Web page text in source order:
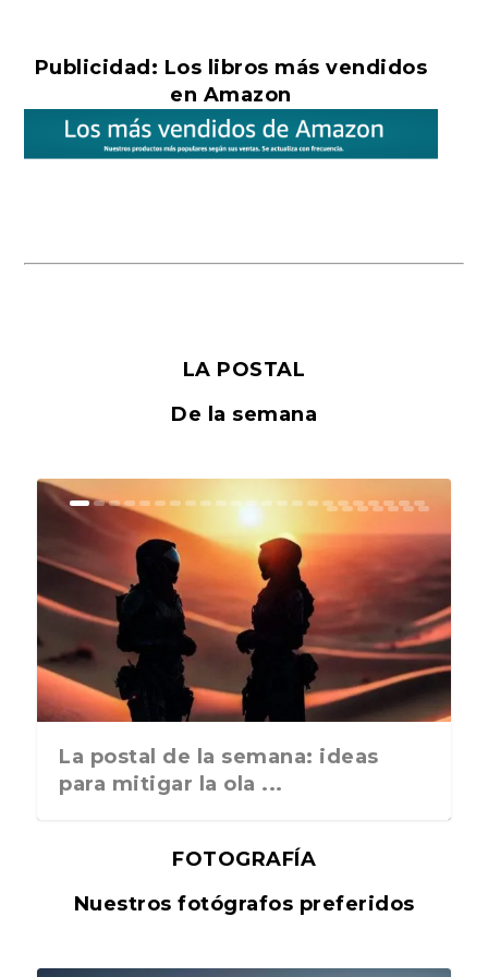
Publicidad: Los libros más vendidos
en Amazon
LA POSTAL
De la semana
La postal de la semana: ideas
para mitigar la ola ...
FOTOGRAFÍA
Nuestros fotógrafos preferidos